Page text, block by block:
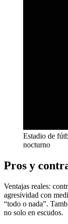
Estadio de
nocturno
Pros y
Ventajas reales:
agresividad con
“todo o nada”.
no solo en escudos.